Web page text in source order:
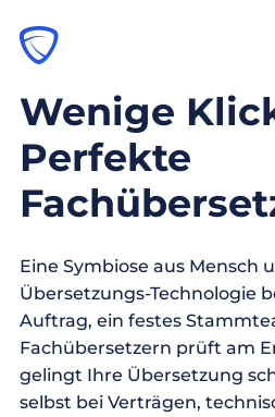
Wenige
Perfekte
Eine Symbiose aus Mensch
Übersetzungs-Technologie
Auftrag, ein festes
Fachübersetzern prüft am
gelingt Ihre Übersetzung
selbst bei Verträgen,